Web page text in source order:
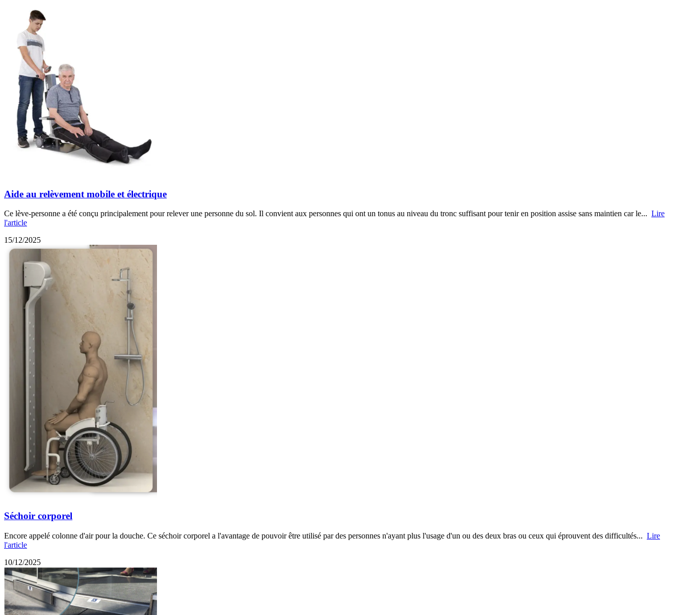
Aide au relèvement mobile et électrique
Ce lève-personne a été conçu principalement pour relever une personne du sol. Il convient aux personnes qui ont un tonus au niveau du tronc suffisant pour tenir en position assise sans maintien car le... Lire
l'article
15/12/2025
Séchoir corporel
Encore appelé colonne d'air pour la douche. Ce séchoir corporel a l'avantage de pouvoir être utilisé par des personnes n'ayant plus l'usage d'un ou des deux bras ou ceux qui éprouvent des difficultés... Lire
l'article
10/12/2025